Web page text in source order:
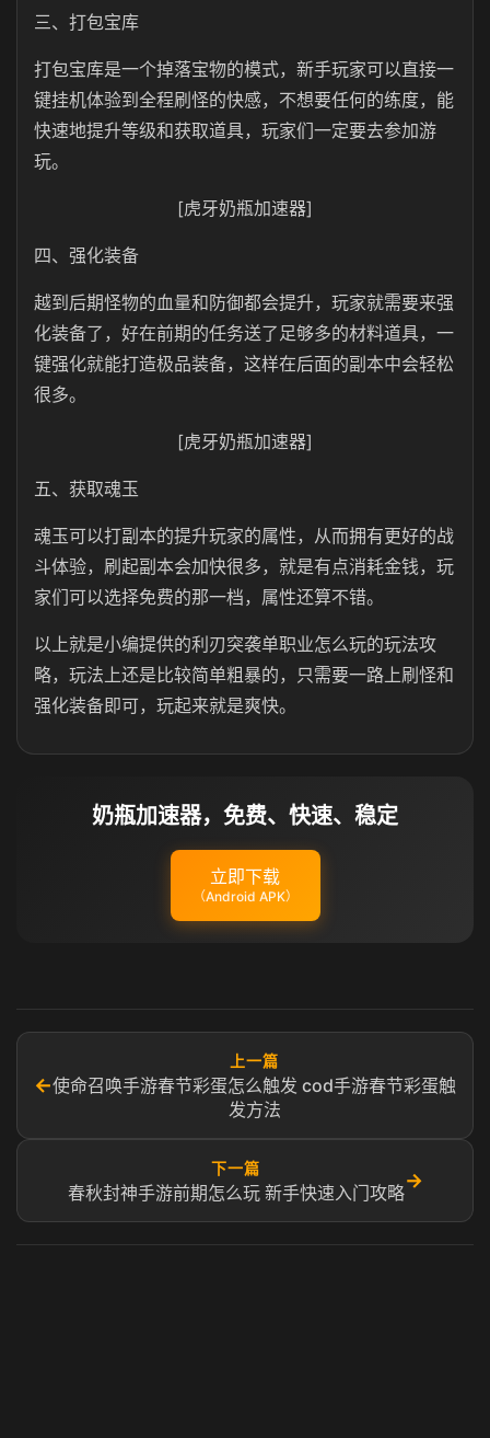
三、 打包宝库
打包宝库是一个掉落宝物的模式，新手玩家可以直接一
键挂机体验到全程刷怪的快感，不想要任何的练度，能
快速地提升等级和获取道具，玩家们一定要去参加游
玩。
[虎牙奶瓶加速器]
四、强化装备
越到后期怪物的血量和防御都会提升，玩家就需要来强
化装备了，好在前期的任务送了足够多的材料道具，一
键强化就能打造极品装备，这样在后面的副本中会轻松
很多。
[虎牙奶瓶加速器]
五、获取魂玉
魂玉可以打副本的提升玩家的属性，从而拥有更好的战
斗体验，刷起副本会加快很多，就是有点消耗金钱，玩
家们可以选择免费的那一档，属性还算不错。
以上就是小编提供的利刃突袭单职业怎么玩的玩法攻
略，玩法上还是比较简单粗暴的，只需要一路上刷怪和
强化装备即可，玩起来就是爽快。
奶瓶加速器，免费、快速、稳定
立即下载
（Android APK）
←
上一篇
使命召唤手游春节彩蛋怎么触发 cod手游春节彩蛋触
发方法
下一篇
春秋封神手游前期怎么玩 新手快速入门攻略
→